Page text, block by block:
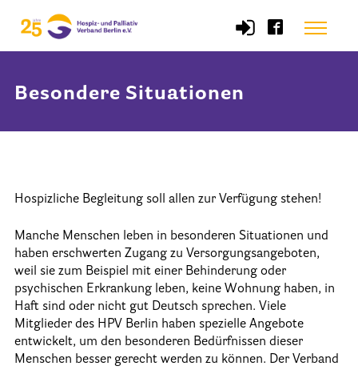
Menu
Start
Mitgliedschaft im Verband
Vorstand des HPV Berlin
Geschäftsstelle des HPV Berlin
Freie Stellen
Mitgliederbereich (Intranet)
Besondere Situationen
Hospizliche Begleitung soll allen zur Verfügung stehen!
Manche Menschen leben in besonderen Situationen und
haben erschwerten Zugang zu Versorgungsangeboten,
weil sie zum Beispiel mit einer Behinderung oder
psychischen Erkrankung leben, keine Wohnung haben, in
Haft sind oder nicht gut Deutsch sprechen. Viele
Mitglieder des HPV Berlin haben spezielle Angebote
entwickelt, um den besonderen Bedürfnissen dieser
Menschen besser gerecht werden zu können. Der Verband